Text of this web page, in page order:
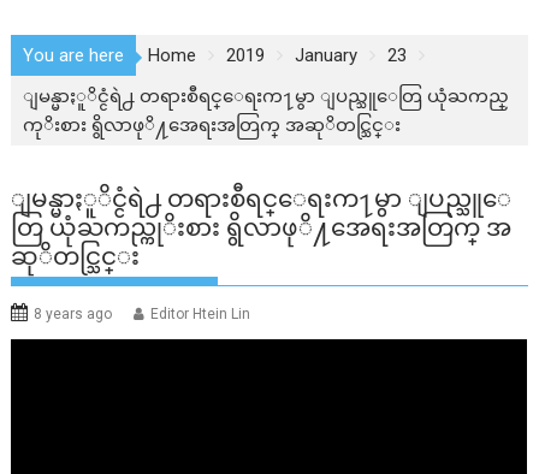
You are here Home 2019 January
23
ျမန္မာႏူိင္ငံရဲ႕ တရားစီရင္ေရးက႑မွာ ျပည္သူေတြ ယုံႀကည္
ကုိးစား ရွိလာဖုိ႔အေရးအတြက္ အဆုိတင္သြင္း
ျမန္မာႏူိင္ငံရဲ႕ တရားစီရင္ေရးက႑မွာ ျပည္သူေ
တြ ယုံႀကည္ကုိးစား ရွိလာဖုိ႔အေရးအတြက္ အ
ဆုိတင္သြင္း
8 years ago Editor Htein Lin